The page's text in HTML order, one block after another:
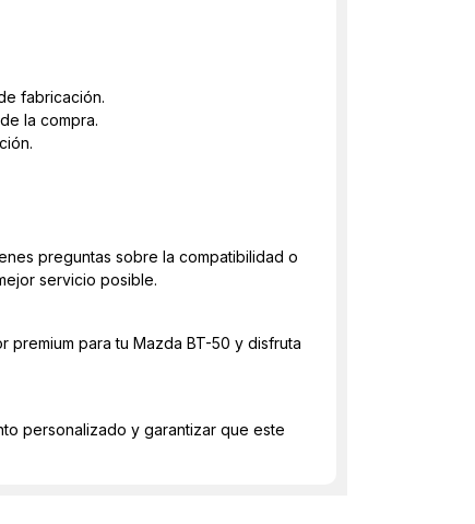
fabricación.
la compra.
preguntas sobre la compatibilidad o
servicio posible.
para tu Mazda BT-50 y disfruta
personalizado y garantizar que este